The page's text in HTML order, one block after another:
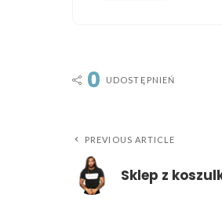
0 UDOSTĘPNIEŃ
PREVIOUS ARTICLE
Sklep z